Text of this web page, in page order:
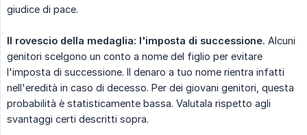
giudice di pace.
Il rovescio della medaglia: l'imposta di successione. Alcuni
genitori scelgono un conto a nome del figlio per evitare
l'imposta di successione. Il denaro a tuo nome rientra infatti
nell'eredità in caso di decesso. Per dei giovani genitori, questa
probabilità è statisticamente bassa. Valutala rispetto agli
svantaggi certi descritti sopra.